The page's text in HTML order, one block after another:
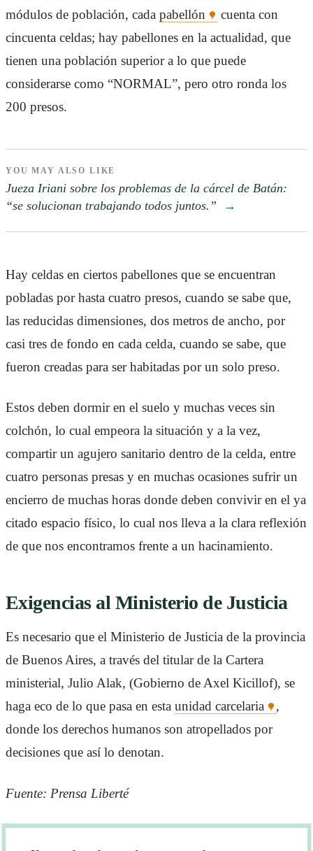
módulos de población, cada pabellón
cuenta con
cincuenta celdas; hay pabellones en la actualidad, que
tienen una población superior a lo que puede
considerarse como “NORMAL”, pero otro ronda los
200 presos.
YOU MAY ALSO LIKE
Jueza Iriani sobre los problemas de la cárcel de Batán:
“se solucionan trabajando todos juntos.”
→
Hay celdas en ciertos pabellones que se encuentran
pobladas por hasta cuatro presos, cuando se sabe que,
las reducidas dimensiones, dos metros de ancho, por
casi tres de fondo en cada celda, cuando se sabe, que
fueron creadas para ser habitadas por un solo preso.
Estos deben dormir en el suelo y muchas veces sin
colchón, lo cual empeora la situación y a la vez,
compartir un agujero sanitario dentro de la celda, entre
cuatro personas presas y en muchas ocasiones sufrir un
encierro de muchas horas donde deben convivir en el ya
citado espacio físico, lo cual nos lleva a la clara reflexión
de que nos encontramos frente a un hacinamiento.
Exigencias al Ministerio de Justicia
Es necesario que el Ministerio de Justicia de la provincia
de Buenos Aires, a través del titular de la Cartera
ministerial, Julio Alak, (Gobierno de Axel Kicillof), se
haga eco de lo que pasa en esta unidad carcelaria
,
donde los derechos humanos son atropellados por
decisiones que así lo denotan.
Fuente: Prensa Liberté